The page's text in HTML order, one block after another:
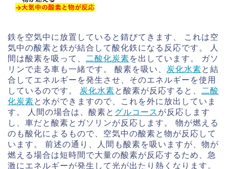
鉄を空気中に放置していると錆びてきます、 これは空
気中の酸素と鉄が結合して酸化鉄になる反応です。 人
間は酸素を吸って、
二酸化炭素を出しています。 ガソ
リンで走る車も一緒です。 酸素を吸い、 炭化水素と結
合してエネルギーを発生させ、そのエネルギーを使用
しているのです。 炭化水素と酸素が反応すると、
二酸
化炭素と水ができますので、これを外に放出していま
す。 人間の場合は、酸素と グルコース が反応します
し、車だと酸素とガソリンが反応します。 物が燃える
のも酸化によるもので、空気中の酸素と物が反応して
います。 前述の通り、人間も酸素を吸いますが、物が
燃える場合は短時間で大量の酸素が反応するため、急
激にエネルギーが発生して光が出たり熱くなります。